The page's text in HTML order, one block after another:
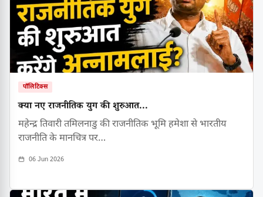
पॉलिटिक्स
क्या नए राजनीतिक युग की शुरुआत...
महेन्द्र तिवारी तमिलनाडु की राजनीतिक भूमि हमेशा से भारतीय
राजनीति के मानचित्र पर…
06 Jun 2026